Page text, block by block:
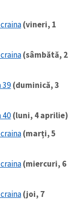
(vineri, 1
(sâmbătă, 2
39(duminică, 3
40(luni, 4 aprilie)
(marți, 5
(miercuri, 6
(joi, 7